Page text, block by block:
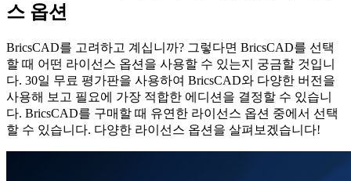
스 옵션
BricsCAD를 고려하고 계십니까? 그렇다면 BricsCAD를 선택
할 때 어떤 라이선스 옵션을 사용할 수 있는지 궁금할 것입니
다. 30일 무료 평가판을 사용하여 BricsCAD와 다양한 버전을
사용해 보고 필요에 가장 적합한 에디션을 결정할 수 있습니
다. BricsCAD를 구매할 때 유연한 라이선스 옵션 중에서 선택
할 수 있습니다. 다양한 라이선스 옵션을 살펴보겠습니다!